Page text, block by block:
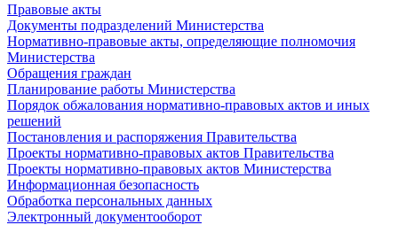
Правовые акты
Документы подразделений Министерства
Нормативно-правовые акты, определяющие полномочия
Министерства
Обращения граждан
Планирование работы Министерства
Порядок обжалования нормативно-правовых актов и иных
решений
Постановления и распоряжения Правительства
Проекты нормативно-правовых актов Правительства
Проекты нормативно-правовых актов Министерства
Информационная безопасность
Обработка персональных данных
Электронный документооборот